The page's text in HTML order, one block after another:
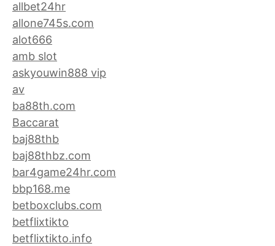
allbet24hr
allone745s.com
alot666
amb slot
askyouwin888 vip
av
ba88th.com
Baccarat
baj88thb
baj88thbz.com
bar4game24hr.com
bbp168.me
betboxclubs.com
betflixtikto
betflixtikto.info